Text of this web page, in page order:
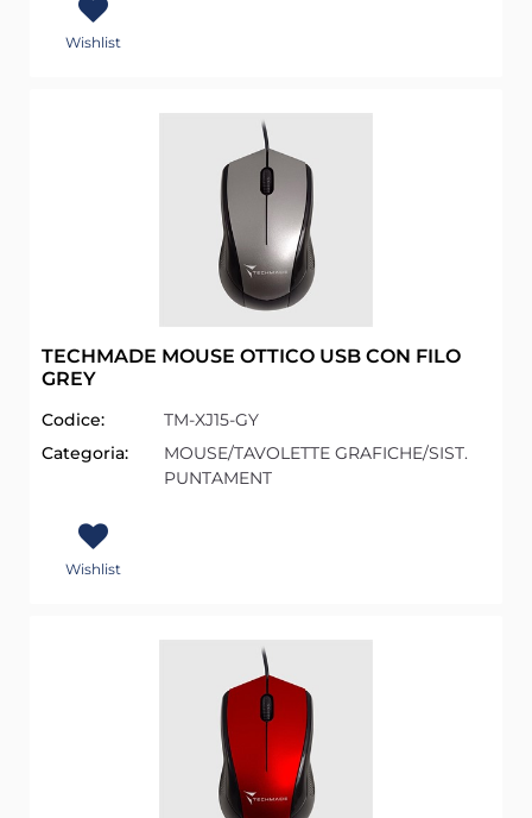
Wishlist
TECHMADE MOUSE OTTICO USB CON FILO
GREY
Codice:
TM-XJ15-GY
Categoria:
MOUSE/TAVOLETTE GRAFICHE/SIST.
PUNTAMENT
Wishlist